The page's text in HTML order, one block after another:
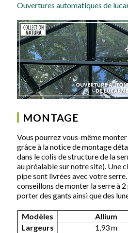
Ouvertures automatiques de
MONTAGE
Vous pourrez vous-même
grâce à la notice de montage
dans le colis de structure de la
au préalable sur notre site). Une
pipe sont livrées avec votre
conseillons de monter la serre à
porter des gants ainsi que des
Modèles Allium
Largeurs
1,93 m